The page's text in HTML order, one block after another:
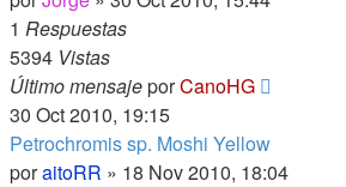
1 Respuestas
5394 Vistas
Último mensajeporCanoHG
30 Oct 2010, 19:15
Petrochromis sp. Moshi Yellow
poraitoRR » 18 Nov 2010, 18:04